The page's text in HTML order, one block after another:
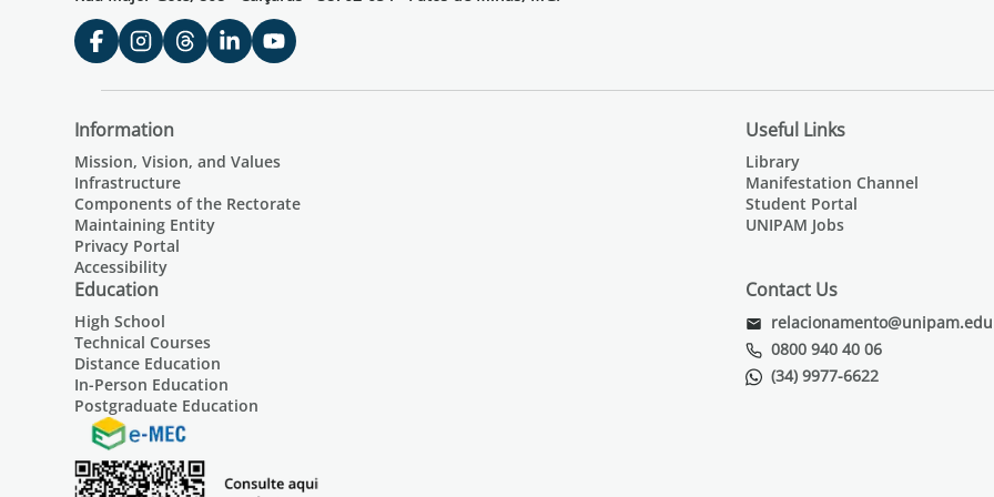
Information
Mission, Vision, and Values
Infrastructure
Components of the Rectorate
Maintaining Entity
Privacy Portal
Accessibility
Useful Links
Library
Manifestation Channel
Student Portal
UNIPAM Jobs
Education
High School
Technical Courses
Distance Education
In-Person Education
Postgraduate Education
Contact Us
0800 940 40 06
(34) 9977-6622